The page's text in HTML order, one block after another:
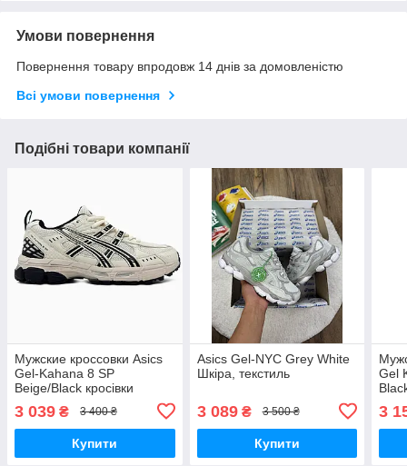
Умови повернення
Повернення товару впродовж 14 днів за домовленістю
Всі умови повернення
Подібні товари компанії
Мужские кроссовки Asics
Gel-Kahana 8 SP
Beige/Black кросівки
3 039 ₴ 3 400 ₴
Купити
Asics Gel-NYC Grey White
Шкіра, текстиль
3 089₴ 3 500 ₴
Купити
Gel
3